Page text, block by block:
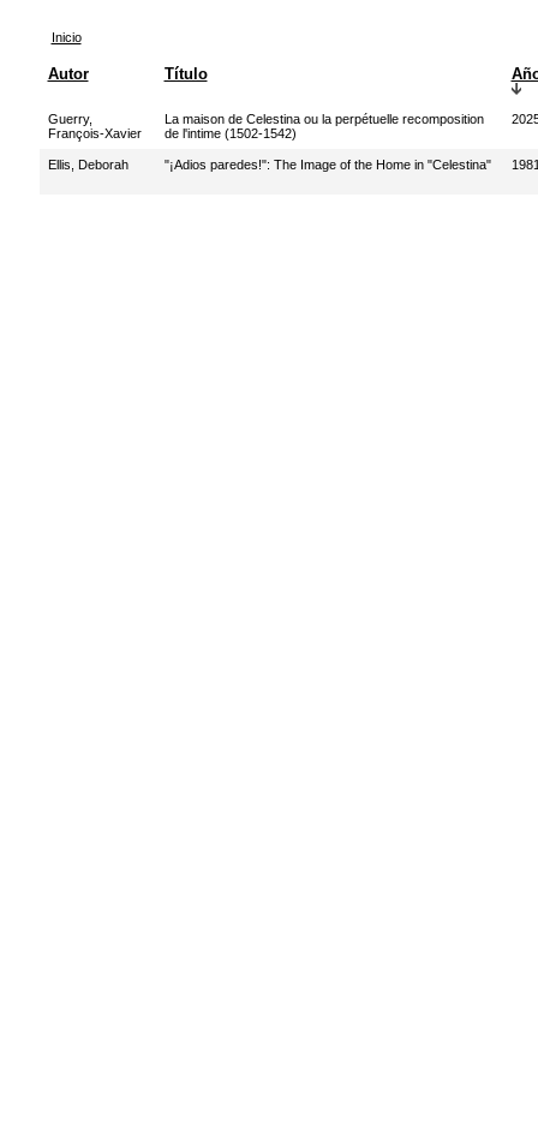
Inicio
Autor Título
Guerry,
François-Xavier
La maison de Celestina ou la perpétuelle recomposition
de l'intime (1502-1542)
Ellis, Deborah "¡Adios paredes!": The Image of the Home in "Celestina"